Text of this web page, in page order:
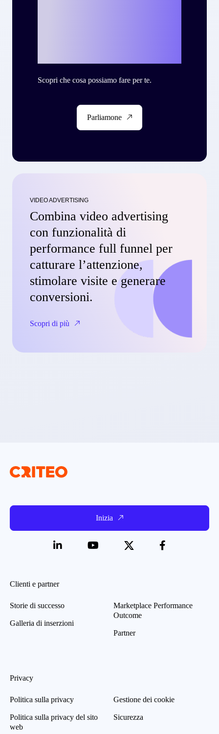
Scopri che cosa possiamo fare per te.
Parliamone
VIDEO ADVERTISING
Combina video advertising
con funzionalità di
performance full funnel per
catturare l’attenzione,
stimolare visite e generare
conversioni.
Scopri di più
Inizia
Clienti e partner
Storie di successo
Galleria di inserzioni
Marketplace Performance
Outcome
Partner
Privacy
Politica sulla privacy
Politica sulla privacy del sito
web
Gestione dei cookie
Sicurezza